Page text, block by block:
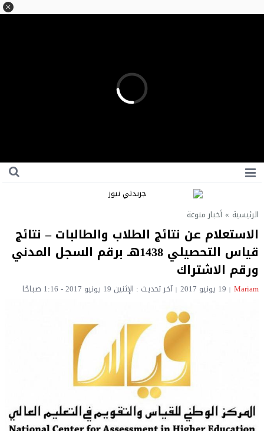
الرئيسية » أخبار منوعة
الاستعلام عن نتائج الطلاب والطالبات – نتائج
قياس التحصيلي 1438هـ برقم السجل المدني
ورقم الاشتراك
Mariam 19 يونيو 2017 آخر تحديث : الإثنين 19 يونيو 2017 - 1:16 صباحًا